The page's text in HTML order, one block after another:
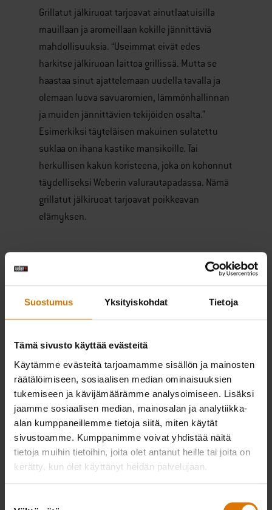
Suostumus Yksityiskohdat Tietoja
Tämä sivusto käyttää evästeitä
Käytämme evästeitä tarjoamamme sisällön ja mainosten
räätälöimiseen, sosiaalisen median ominaisuuksien
tukemiseen ja kävijämäärämme analysoimiseen. Lisäksi
jaamme sosiaalisen median, mainosalan ja analytiikka-
alan kumppaneillemme tietoja siitä, miten käytät
sivustoamme. Kumppanimme voivat yhdistää näitä
tietoja muihin tietoihin, joita olet antanut heille tai joita on
kerätty, kun olet käyttänyt heidän palvelujaan.
Grillatut jälkiruoat tarjoavat ainutlaatuisilla
mauillaan ja aromeillaan kokille jännittäviä
mahdollisuuksia. “Useimmat eivät edes
harkitse jälkiruoan laittoa grillissä. Mutta se
haastaa sinut ajattelemaan uudella tavalla ja
olemaan luova savuaromien, lämmönhallinnan
ja muiden jännittävien tekijöiden osalta.”
Esimerkiksi täyteläisen makuinen sulatettu
suklaa on ihana kastike mansikoille. Tai
herkullisen kakun koristeena, joka on kohonnut
täydelliseksi Weberin valurautapadassa. Nämä
grillatut jälkiruoat tarjoavat poikkeavan
elämyksen.
“Brikettigrilli antaa jälkiruoalle paljon aromeja ja
ainutlaatuisen orgaanisen maun,” hän selittää.
“Ulkona yhdessä läheisten kanssa vietetty aika
on korvaamatonta.” Eli pidä grilli kuumana,
HERMANIN NÄYTE GRILLATUISTA
PANNUKAKUISTA